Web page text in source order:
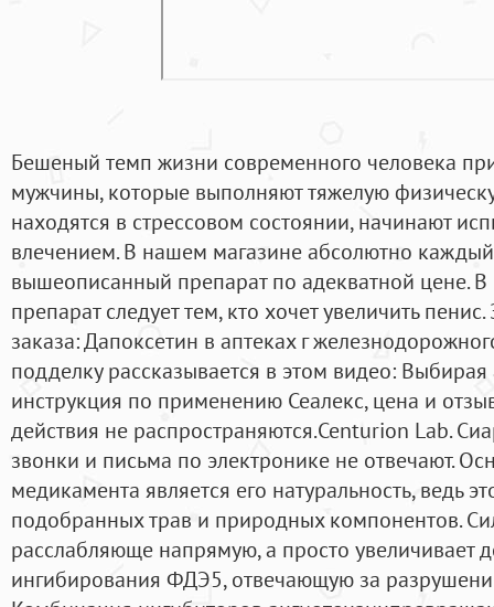
Бешеный темп жизни современного человека
мужчины, которые выполняют тяжелую
находятся в стрессовом состоянии, начинают
влечением. В нашем магазине абсолютно
вышеописанный препарат по адекватной цене. В
препарат следует тем, кто хочет увеличить
заказа: Дапоксетин в аптеках г
подделку рассказывается в этом видео:
инструкция по применению Сеалекс, цена и
действия не распространяются.Centurion Lab.
звонки и письма по электронике не отвечают.
медикамента является его натуральность, ведь
подобранных трав и природных компонентов.
расслабляюще напрямую, а просто увеличивает
ингибирования ФДЭ5, отвечающую за